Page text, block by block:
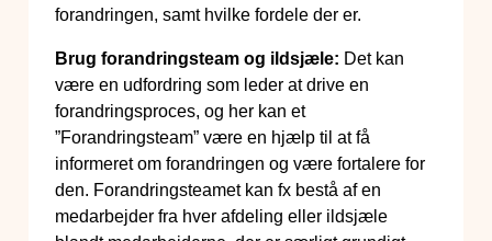
forandringen, samt hvilke fordele der er.
Brug forandringsteam og ildsjæle: Det kan
være en udfordring som leder at drive en
forandringsproces, og her kan et
”Forandringsteam” være en hjælp til at få
informeret om forandringen og være fortalere for
den. Forandringsteamet kan fx bestå af en
medarbejder fra hver afdeling eller ildsjæle